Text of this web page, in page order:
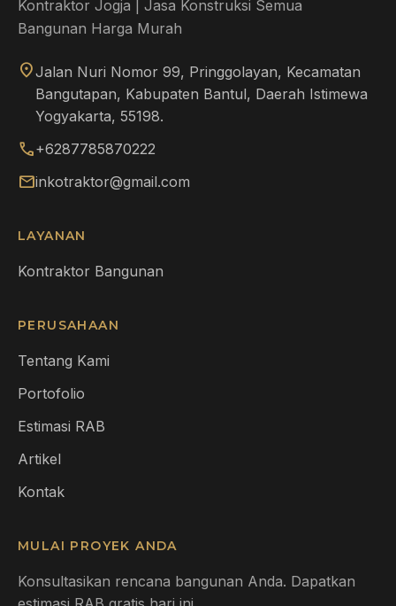
Kontraktor Jogja | Jasa Konstruksi Semua
Bangunan Harga Murah
location_onJalan Nuri Nomor 99, Pringgolayan, Kecamatan
Bangutapan, Kabupaten Bantul, Daerah Istimewa
Yogyakarta, 55198.
call+6287785870222
mailinkotraktor@gmail.com
LAYANAN
Kontraktor Bangunan
PERUSAHAAN
Tentang Kami
Portofolio
Estimasi RAB
Artikel
Kontak
MULAI PROYEK ANDA
Konsultasikan rencana bangunan Anda. Dapatkan